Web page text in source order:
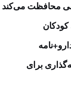
محافظت می‌کند
برای